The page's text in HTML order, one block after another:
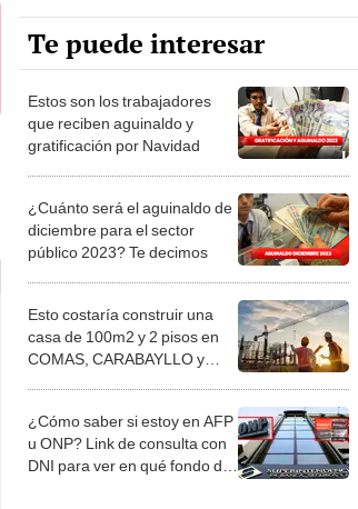
Te puede interesar
Estos son los trabajadores
que reciben aguinaldo y
gratificación por Navidad
¿Cuánto será el aguinaldo de
diciembre para el sector
público 2023? Te decimos
Esto costaría construir una
casa de 100m2 y 2 pisos en
COMAS, CARABAYLLO y
¿Cómo saber si estoy en AFP
u ONP? Link de consulta con
DNI para ver en qué fondo de